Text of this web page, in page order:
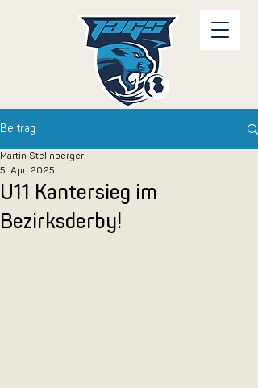
Beitrag
U11 Kantersieg im
Bezirksderby!
Martin Stellnberger
5. Apr. 2025